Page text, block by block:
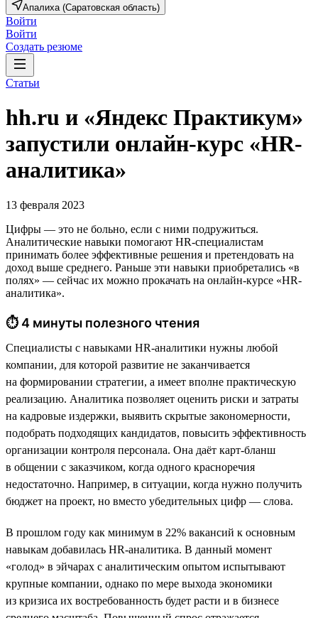
Апалиха (Саратовская область)
Войти
Войти
Создать резюме
Статьи
hh.ru и «Яндекс Практикум»
запустили онлайн-курс «HR-
аналитика»
13 февраля 2023
Цифры — это не больно, если с ними подружиться.
Аналитические навыки помогают HR-специалистам
принимать более эффективные решения и претендовать на
доход выше среднего. Раньше эти навыки приобретались «в
полях» — сейчас их можно прокачать на онлайн-курсе «HR-
аналитика».
⏱ 4 минуты полезного чтения
Специалисты с навыками HR-аналитики нужны любой
компании, для которой развитие не заканчивается
на формировании стратегии, а имеет вполне практическую
реализацию. Аналитика позволяет оценить риски и затраты
на кадровые издержки, выявить скрытые закономерности,
подобрать подходящих кандидатов, повысить эффективность
организации контроля персонала. Она даёт карт-бланш
в общении с заказчиком, когда одного красноречия
недостаточно. Например, в ситуации, когда нужно получить
бюджет на проект, но вместо убедительных цифр — слова.
В прошлом году как минимум в 22% вакансий к основным
навыкам добавилась HR-аналитика. В данный момент
«голод» в эйчарах с аналитическим опытом испытывают
крупные компании, однако по мере выхода экономики
из кризиса их востребованность будет расти и в бизнесе